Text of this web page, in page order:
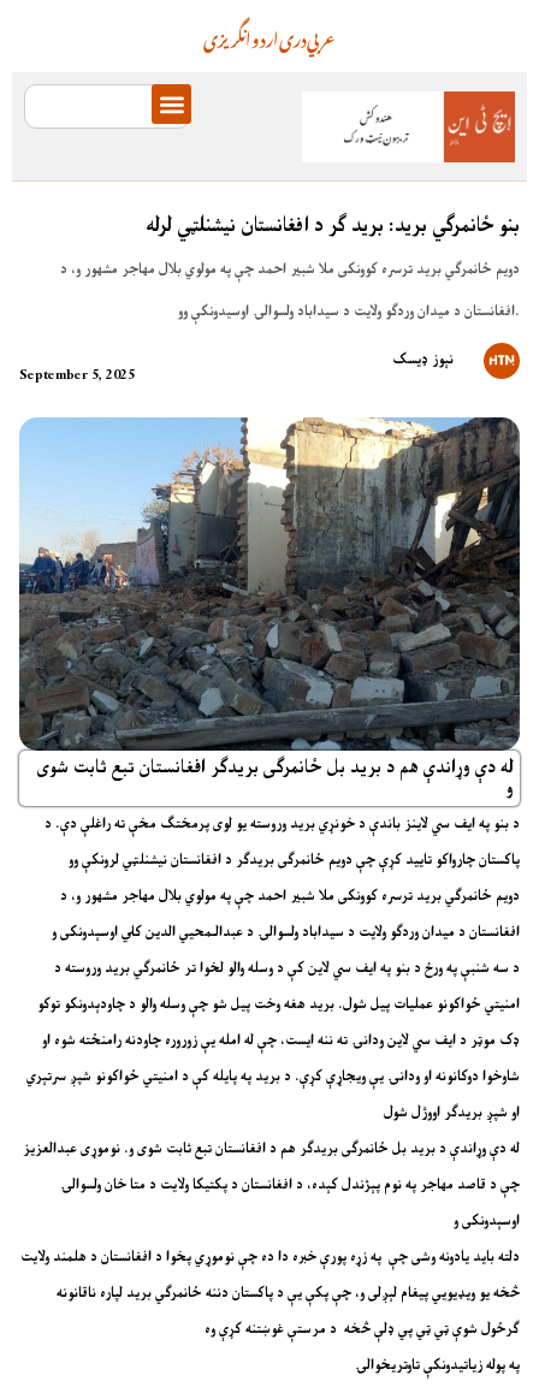
انگریزیاردودریعربي
بنو ځانمرګي برید: برید ګر د افغانستان نیشنلټي لرله
دویم ځانمرګي برید ترسره کوونکی ملا شبير احمد چې په مولوي بلال مهاجر مشهور و، د
افغانستان د ميدان وردګو ولايت د سيداباد ولسوالۍ اوسیدونکې وو.
September 5, 2025
نېوز ډیسک
له دې وړاندې هم د برید بل ځانمرګی بریدګر افغانستان تبع ثابت شوی
و
د بنو په ایف سي لاينز باندې د خونړي برید وروسته یو لوی پرمختګ مخې ته راغلې دې. د
پاکستان چارواکو تاييد کړې چې دویم ځانمرګی بریدګر د افغانستان نیشنلټي لرونکې وو
افغانستان د ميدان وردګو ولايت د سيداباد ولسوالۍ د عبدالـمحيي الدين کلي اوسېدونکی و
د سه شنبې په ورځ د بنو په ایف سي لاين کې د وسله والو لخوا تر ځانمرګي برید وروسته د
امنيتي ځواکونو عمليات پيل شول. بريد هغه وخت پيل شو چې وسله والو د چاودېدونکو توکو
ډک موټر د ایف سي لاين ودانۍ ته ننه ايست، چې له امله يې زوروره چاودنه رامنځته شوه او
شاوخوا دوکانونه او ودانۍ يې ويجاړې کړې. د برید په پايله کې د امنيتي ځواکونو شپږ سرتېري
او شپږ بريدګر اووژل شول
له دې وړاندې د برید بل ځانمرګی بریدګر هم د افغانستان تبع ثابت شوی و. نوموړی عبدالعزيز
چې د قاصد مهاجر په نوم پېژندل کېده، د افغانستان د پکتیکا ولایت د متا خان ولسوالۍ
اوسېدونکی و
دلته باید یادونه وشی چې په زړه پورې خبره دا ده چې نوموړي پخوا د افغانستان د هلمند ولایت
څخه يو ويډيويي پيغام لېږلی و، چې پکې يې د پاکستان دننه ځانمرګي برید لپاره ناقانونه
ګرځول شوې ټي ټي پي ډلې څخه د مرستې غوښتنه کړې وه
په پوله زیاتیدونکې تاوتریخوالۍ